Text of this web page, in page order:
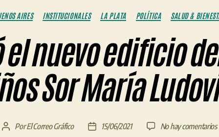
Categorías
AIRES INSTITUCIONALES LA PLATA POLÍTICA SALUD &
nuevo edificio
Sor María
Autor
PorEl Correo Gráfico
Fecha15/06/2021 No hay comentariosen